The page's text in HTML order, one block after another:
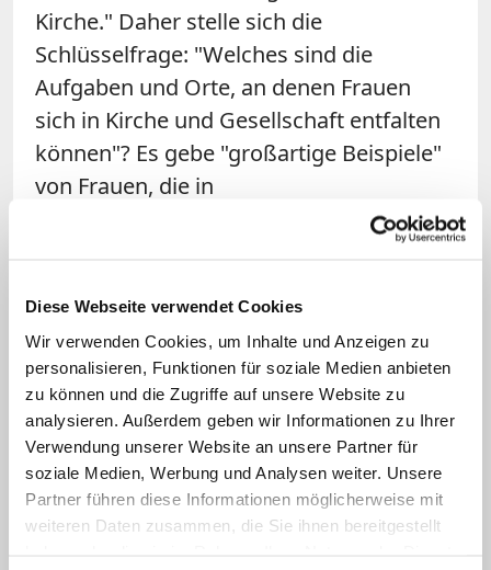
Diese Webseite verwendet Cookies
Wir verwenden Cookies, um Inhalte und Anzeigen zu
personalisieren, Funktionen für soziale Medien anbieten
zu können und die Zugriffe auf unsere Website zu
analysieren. Außerdem geben wir Informationen zu Ihrer
Verwendung unserer Website an unsere Partner für
soziale Medien, Werbung und Analysen weiter. Unsere
Partner führen diese Informationen möglicherweise mit
weiteren Daten zusammen, die Sie ihnen bereitgestellt
Kirche." Daher stelle sich die
Schlüsselfrage: "Welches sind die
Aufgaben und Orte, an denen Frauen
sich in Kirche und Gesellschaft entfalten
können"? Es gebe "großartige Beispiele"
von Frauen, die in
Ordensgemeinschaften oder als Laien
einige junge Frauen sind diese Beispiele
nicht immer sichtbar". Die Kirche müsse
bei diesem Thema eine "echte
Diskussion" zulassen und "Offenheit für
die verschiedenen Ideen und
Erfahrungen" zeigen.
Meinungsverschiedenheiten über